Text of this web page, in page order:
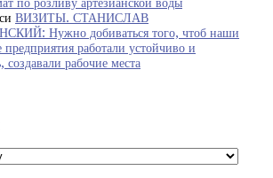
ВИЗИТЫ. СТАНИСЛАВ
Нужно добиваться того, чтоб наши
предприятия работали устойчиво и
создавали рабочие места